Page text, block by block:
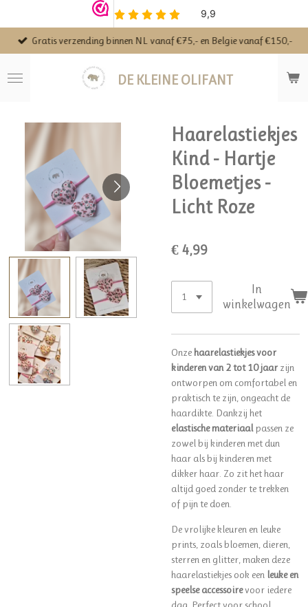
direct
naar
hoofdinhoud
DE KLEINE OLIFANT
Gratis verzending binnen NL vanaf €75,- en Belgie vanaf €150,-
Haarelastiekjes
Kind - Hartje
Bloemetjes -
Licht Roze
€ 4,99
In
winkelwagen
Onze haarelastiekjes voor
kinderen van 2 tot 10 jaar zijn
ontworpen om comfortabel en
praktisch te zijn, ongeacht de
haardikte. Dankzij het
elastische materiaalpassen ze
zowel bij kinderen met dun
haar als bij kinderen met
dikker haar. Zo zit het haar
altijd goed zonder te trekken
of pijn te doen.
De vrolijke kleuren en leuke
prints, zoals bloemen, dieren,
sterren en glitter, maken deze
haarelastiekjes ook een leuke en
speelse accessoirevoor iedere